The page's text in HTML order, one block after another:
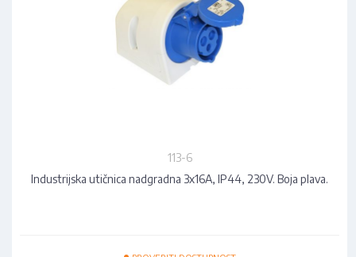
113-6
Industrijska utičnica nadgradna 3x16A, IP44, 230V. Boja plava.